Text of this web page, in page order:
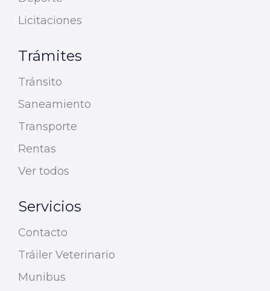
Licitaciones
Trámites
Tránsito
Saneamiento
Transporte
Rentas
Ver todos
Servicios
Contacto
Tráiler Veterinario
Munibus